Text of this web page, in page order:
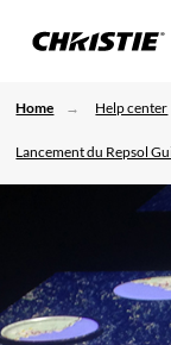
Home Help center
Lancement du Repsol